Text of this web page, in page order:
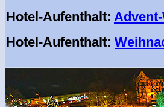
Hotel-Aufenthalt:
Hotel-Aufenthalt: